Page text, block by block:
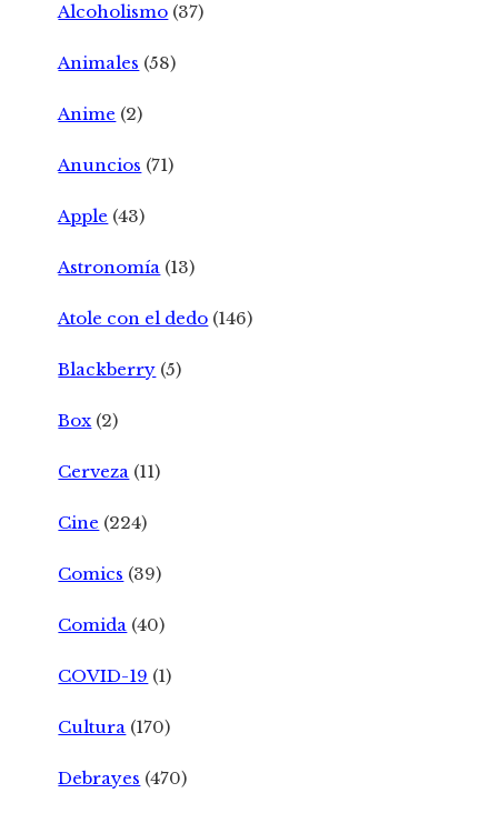
Alcoholismo (37)
Animales (58)
Anime (2)
Anuncios (71)
Apple (43)
Astronomía (13)
Atole con el dedo (146)
Blackberry (5)
Box (2)
Cerveza (11)
Cine (224)
Comics (39)
Comida (40)
COVID-19 (1)
Cultura (170)
Debrayes (470)